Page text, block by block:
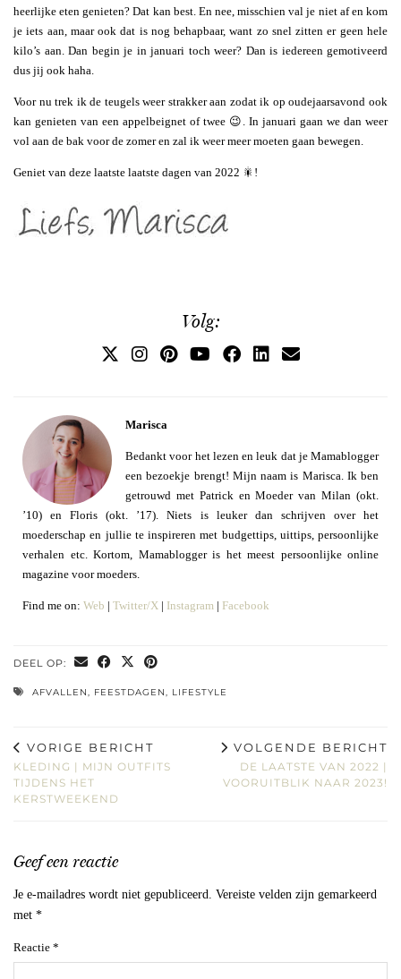
heerlijke eten genieten? Dat kan best. En nee, misschien val je niet af en kom
je iets aan, maar ook dat is nog behapbaar, want zo snel zitten er geen hele
kilo’s aan. Dan begin je in januari toch weer? Dan is iedereen gemotiveerd
dus jij ook haha.
Voor nu trek ik de teugels weer strakker aan zodat ik op oudejaarsavond ook
kan genieten van een appelbeignet of twee 😉. In januari gaan we dan weer
vol aan de bak voor de zomer en zal ik weer meer moeten gaan bewegen.
Geniet van deze laatste laatste dagen van 2022 🎇!
Volg:
Marisca
Bedankt voor het lezen en leuk dat je Mamablogger
een bezoekje brengt! Mijn naam is Marisca. Ik ben
getrouwd met Patrick en Moeder van Milan (okt.
’10) en Floris (okt. ’17). Niets is leuker dan schrijven over het
moederschap en jullie te inspireren met budgettips, uittips, persoonlijke
verhalen etc. Kortom, Mamablogger is het meest persoonlijke online
magazine voor moeders.
Find me on: Web | Twitter/X | Instagram | Facebook
DEEL OP:
AFVALLEN, FEESTDAGEN, LIFESTYLE
VORIGE BERICHT
KLEDING | MIJN OUTFITS
TIJDENS HET
KERSTWEEKEND
VOLGENDE BERICHT
DE LAATSTE VAN 2022 |
VOORUITBLIK NAAR 2023!
Geef een reactie
Je e-mailadres wordt niet gepubliceerd.
Vereiste velden zijn gemarkeerd
met *
Reactie *